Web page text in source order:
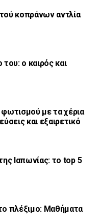
κοπράνων αντλία
ο καιρός και
με τα χέρια
και εξαιρετικό
Ιαπωνίας: το top 5
πλέξιμο: Μαθήματα